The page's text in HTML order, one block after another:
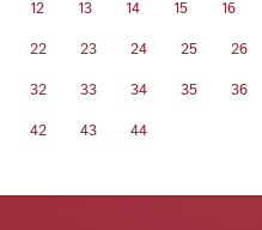
12 13 14 15 16
22 23 24 25 26
32 33 34 35 36
42 43 44